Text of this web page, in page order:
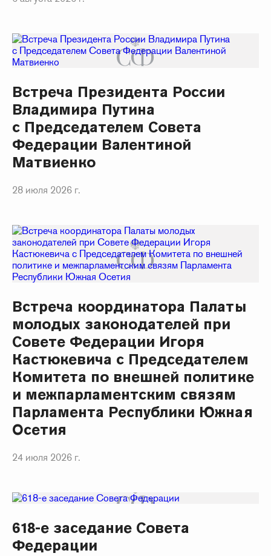
Встреча Президента России
Владимира Путина
с Председателем Совета
Федерации Валентиной
Матвиенко
28 июля 2026 г.
Встреча координатора Палаты
молодых законодателей при
Совете Федерации Игоря
Кастюкевича с Председателем
Комитета по внешней политике
и межпарламентским связям
Парламента Республики Южная
Осетия
24 июля 2026 г.
618-е заседание Совета
Федерации